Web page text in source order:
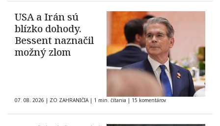
USA a Irán sú
blízko dohody.
Bessent naznačil
možný zlom
07. 08. 2026 | ZO ZAHRANIČIA | 1 min. čítania | 15 komentárov